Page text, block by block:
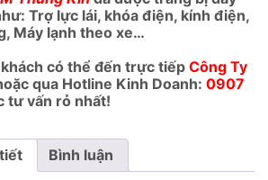
Trợ lực lái, khóa điện, kính điện,
Máy lạnh theo xe…
có thể đến trực tiếp Công Ty
qua Hotline Kinh Doanh: 0907
tư vấn rỏ nhất!
Bình luận